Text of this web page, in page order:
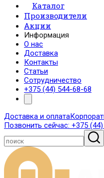
Каталог
Производители
Акции
Информация
О нас
Доставка
Контакты
Статьи
Сотрудничество
+375 (44) 544-68-68
Доставка и оплата
Позвонить сейчас: +375